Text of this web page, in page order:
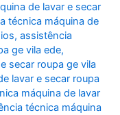
de lavar e secar
técnica máquina de
,assistência
ge vila ede,
secar roupa ge vila
lavar e secar roupa
máquina de lavar
técnica máquina